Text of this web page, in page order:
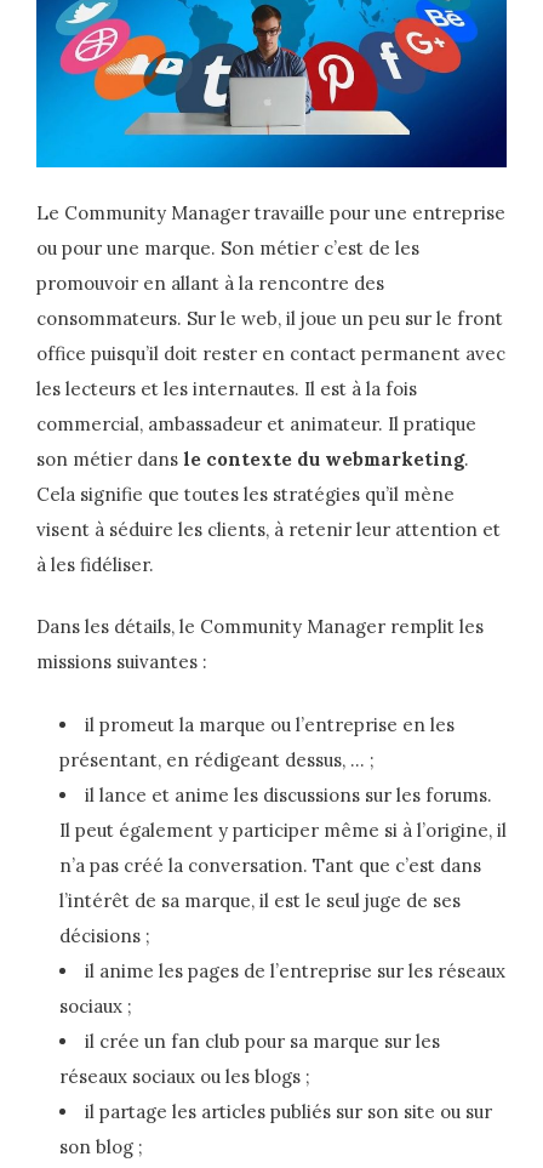
Le Community Manager travaille pour une entreprise
ou pour une marque. Son métier c’est de les
promouvoir en allant à la rencontre des
consommateurs. Sur le web, il joue un peu sur le front
office puisqu’il doit rester en contact permanent avec
les lecteurs et les internautes. Il est à la fois
commercial, ambassadeur et animateur. Il pratique
son métier dans le contexte du webmarketing.
Cela signifie que toutes les stratégies qu’il mène
visent à séduire les clients, à retenir leur attention et
à les fidéliser.
Dans les détails, le Community Manager remplit les
missions suivantes :
il promeut la marque ou l’entreprise en les
présentant, en rédigeant dessus, … ;
il lance et anime les discussions sur les forums.
Il peut également y participer même si à l’origine, il
n’a pas créé la conversation. Tant que c’est dans
l’intérêt de sa marque, il est le seul juge de ses
décisions ;
il anime les pages de l’entreprise sur les réseaux
sociaux ;
il crée un fan club pour sa marque sur les
réseaux sociaux ou les blogs ;
il partage les articles publiés sur son site ou sur
son blog ;